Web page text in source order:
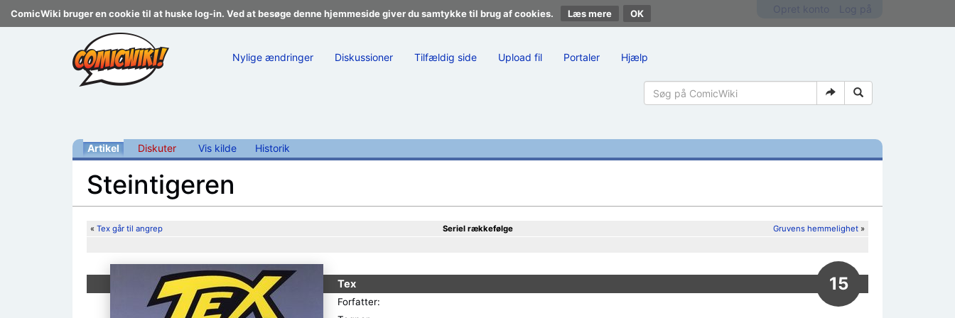
ComicWiki bruger en cookie til at huske log-in. Ved at besøge denne hjemmeside giver du samtykke til brug af cookies. Læs mere
Nylige ændringer Diskussioner Tilfældig side Upload fil Portaler Hjælp
Artikel Diskuter Vis kilde Historik
Steintigeren
« Tex går til angrep Seriel rækkefølge Gruvens hemmelighet »
Tex 15
Forfatter: